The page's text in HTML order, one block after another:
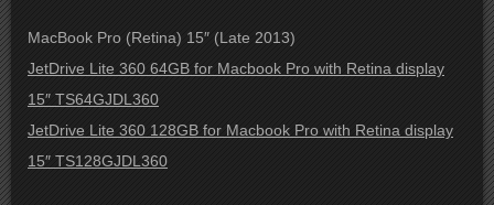
MacBook Pro (Retina) 15″ (Late 2013)
JetDrive Lite 360 64GB for Macbook Pro with Retina display
15″ TS64GJDL360
JetDrive Lite 360 128GB for Macbook Pro with Retina display
15″ TS128GJDL360